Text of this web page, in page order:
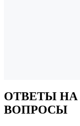
ОТВЕТЫ НА
ВОПРОСЫ